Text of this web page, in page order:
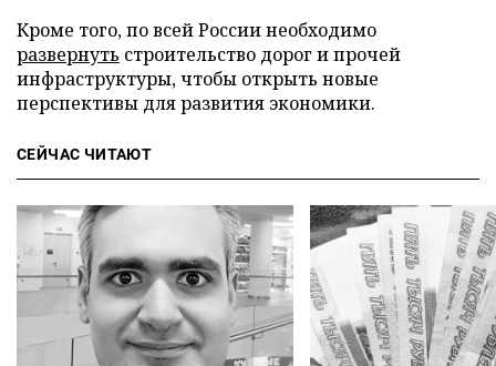
Кроме того, по всей России необходимо
развернуть строительство дорог и прочей
инфраструктуры, чтобы открыть новые
перспективы для развития экономики.
СЕЙЧАС ЧИТАЮТ